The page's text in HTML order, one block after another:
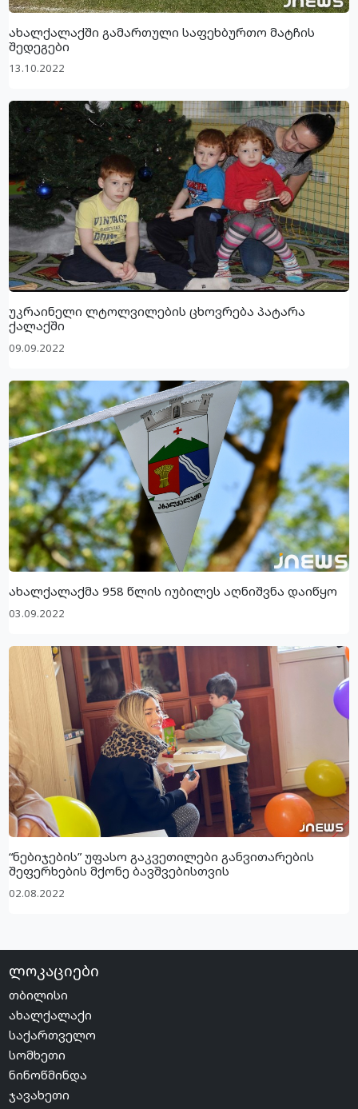
ახალქალაქში გამართული საფეხბურთო მატჩის
შედეგები
13.10.2022
უკრაინელი ლტოლვილების ცხოვრება პატარა
ქალაქში
09.09.2022
ახალქალაქმა 958 წლის იუბილეს აღნიშვნა დაიწყო
03.09.2022
“ნებიჯების” უფასო გაკვეთილები განვითარების
შეფერხების მქონე ბავშვებისთვის
02.08.2022
ლოკაციები
თბილისი
ახალქალაქი
საქართველო
სომხეთი
ნინოწმინდა
ჯავახეთი